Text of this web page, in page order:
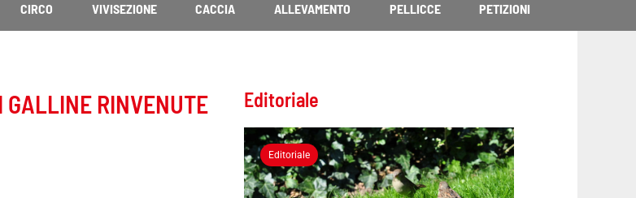
CIRCO VIVISEZIONE CACCIA ALLEVAMENTO PELLICCE PETIZIONI
GALLINE RINVENUTE
Editoriale
Editoriale